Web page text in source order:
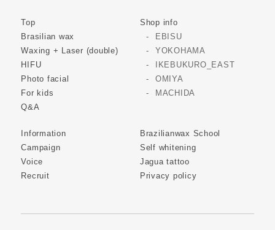
Top
Brasilian wax
Waxing + Laser (double)
HIFU
Photo facial
For kids
Q&A
Shop info
EBISU
YOKOHAMA
IKEBUKURO_EAST
OMIYA
MACHIDA
Information
Campaign
Voice
Recruit
Brazilianwax School
Self whitening
Jagua tattoo
Privacy policy